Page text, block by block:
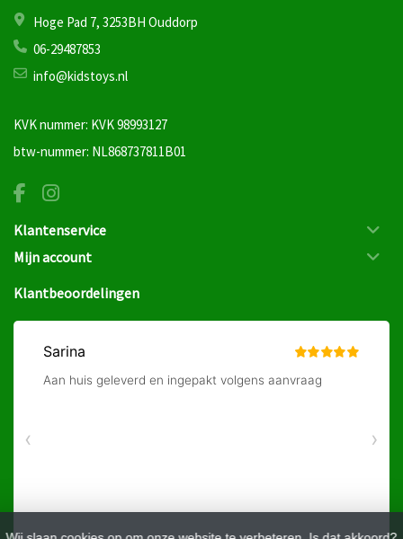
Hoge Pad 7, 3253BH Ouddorp
06-29487853
info@kidstoys.nl
KVK nummer: KVK 98993127
btw-nummer: NL868737811B01
Klantenservice
Mijn account
Klantbeoordelingen